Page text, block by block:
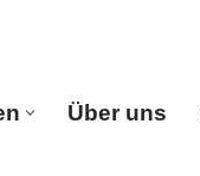
Über uns